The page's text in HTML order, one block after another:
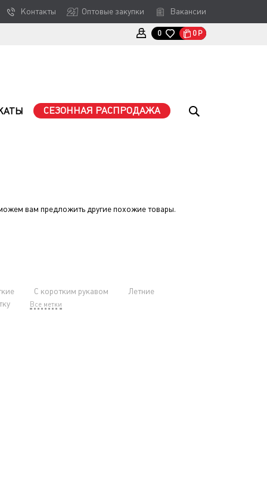
Контакты Оптовые закупки Вакансии
0 0 Р
СЕЗОННАЯ РАСПРОДАЖА
вам предложить другие похожие товары.
С коротким рукавом
Летние
Все метки